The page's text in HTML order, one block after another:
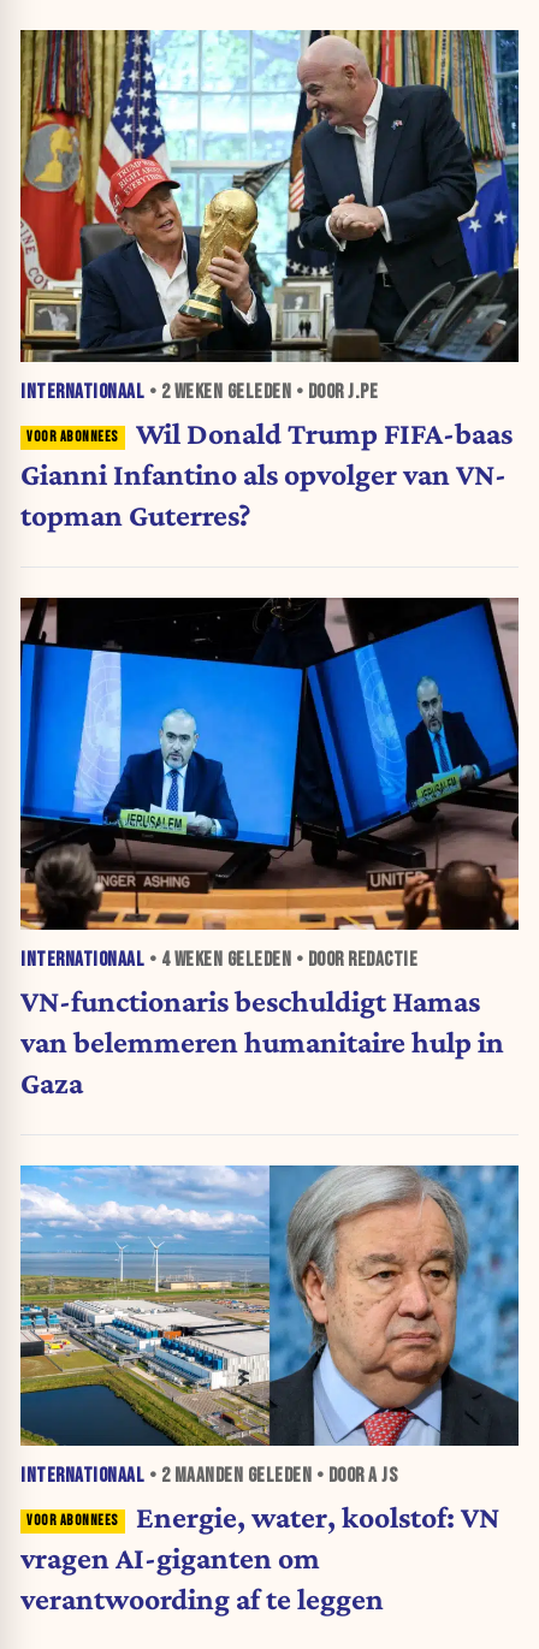
INTERNATIONAAL • 2 WEKEN GELEDEN • DOOR J.PE
Wil Donald Trump FIFA-baas
Gianni Infantino als opvolger van VN-
topman Guterres?
INTERNATIONAAL • 4 WEKEN GELEDEN • DOOR REDACTIE
VN-functionaris beschuldigt Hamas
van belemmeren humanitaire hulp in
Gaza
INTERNATIONAAL • 2 MAANDEN GELEDEN • DOOR A JS
Energie, water, koolstof: VN
vragen AI-giganten om
verantwoording af te leggen